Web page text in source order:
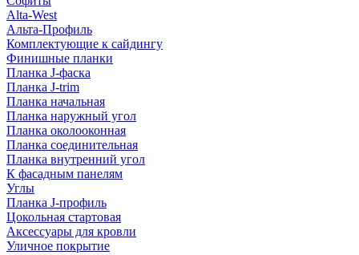
Alta-West
Альта-Профиль
Комплектующие к сайдингу
Финишные планки
Планка J-фаска
Планка J-trim
Планка начальная
Планка наружный угол
Планка околооконная
Планка соединительная
Планка внутренний угол
К фасадным панелям
Углы
Планка J-профиль
Цокольная стартовая
Аксессуары для кровли
Уличное покрытие